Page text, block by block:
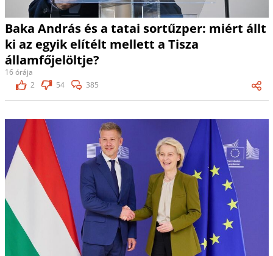
Baka András és a tatai sortűzper: miért állt
ki az egyik elítélt mellett a Tisza
államfőjelöltje?
16 órája
2
54 385